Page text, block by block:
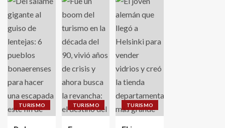
TURISMO TURISMO TURISMO